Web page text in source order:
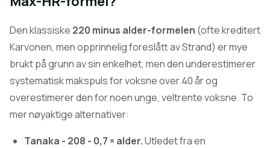
Den klassiske 220 minus alder-formelen (ofte kreditert
Karvonen, men opprinnelig foreslått av Strand) er mye
brukt på grunn av sin enkelhet, men den underestimerer
systematisk makspuls for voksne over 40 år og
overestimerer den for noen unge, veltrente voksne. To
mer nøyaktige alternativer:
Tanaka - 208 - 0,7 × alder.Utledet fra en